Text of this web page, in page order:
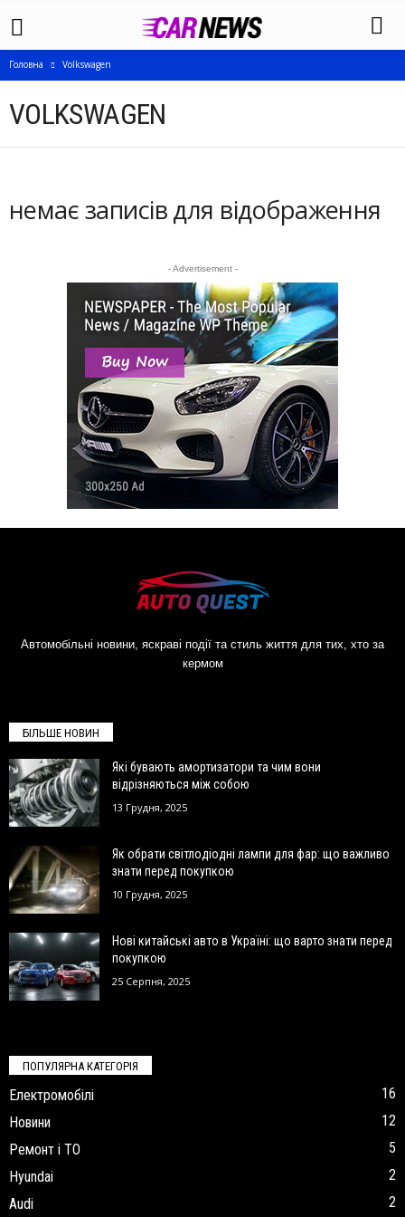
Головна Volkswagen
VOLKSWAGEN
немає записів для відображення
- Advertisement -
Автомобільні новини, яскраві події та стиль життя для тих, хто за
кермом
БІЛЬШЕ НОВИН
Які бувають амортизатори та чим вони
відрізняються між собою
13 Грудня, 2025
Як обрати світлодіодні лампи для фар: що важливо
знати перед покупкою
10 Грудня, 2025
Нові китайські авто в Україні: що варто знати перед
покупкою
25 Серпня, 2025
ПОПУЛЯРНА КАТЕГОРІЯ
Електромобілі
16
Новини
12
Ремонт і ТО
5
Hyundai
2
Audi
2